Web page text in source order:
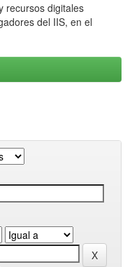
recursos digitales
del IIS, en el